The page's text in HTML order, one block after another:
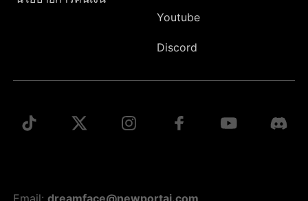
Youtube
Discord